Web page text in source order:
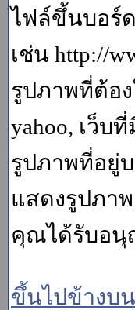
ไฟล์ขึ้นบอร์ด
เช่น http://
รูปภาพที่ต้อ
yahoo, เว็บ
รูปภาพที่อยู่บ
แสดงรูปภา
คุณได้รับอนุ
ขึ้นไปข้างบน